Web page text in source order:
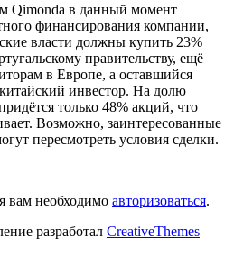
Qimonda в данный момент
финансирования компании,
власти должны купить 23%
правительству, ещё
в Европе, а оставшийся
инвестор. На долю
только 48% акций, что
Возможно, заинтересованные
пересмотреть условия сделки.
вам необходимо авторизоваться.
разработал CreativeThemes